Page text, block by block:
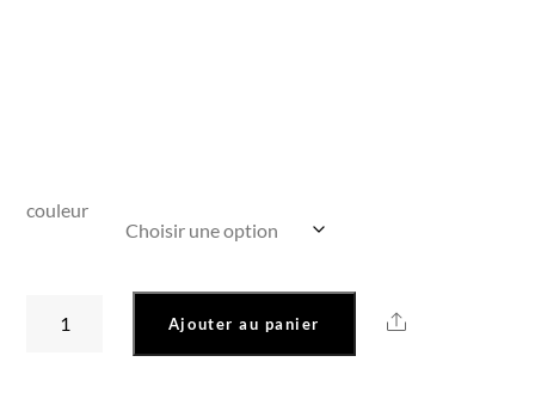
couleur
Ajouter au panier Share